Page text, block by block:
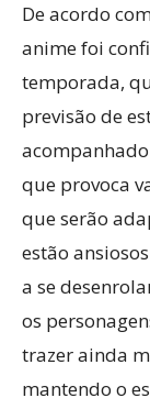
De acordo
anime foi
temporada,
previsão de
que provoca
que serão
estão
a se
os
trazer ainda
mantendo o